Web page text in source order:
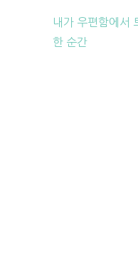
내가 우편함에서
한 순간